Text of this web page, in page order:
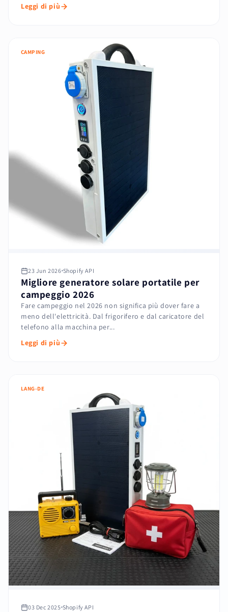
Leggi di più
CAMPING
23 Jun 2026 Shopify API
Migliore generatore solare portatile per
campeggio 2026
Fare campeggio nel 2026 non significa più dover fare a
meno dell'elettricità. Dal frigorifero e dal caricatore del
telefono alla macchina per...
Leggi di più
LANG-DE
03 Dec 2025 Shopify API